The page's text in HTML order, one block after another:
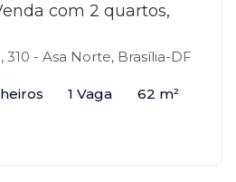
com 2 quartos,
310 - Asa Norte, Brasília-DF
1 Vaga 62 m²